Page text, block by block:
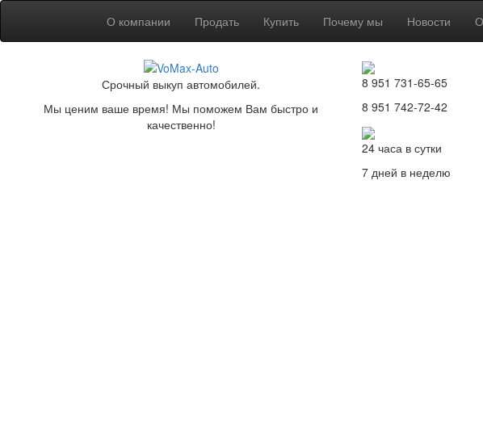
О компании Продать Купить Почему мы Новости
Срочный выкуп автомобилей.
Мы ценим ваше время! Мы поможем Вам быстро и
качественно!
8 951 731-65-65
8 951 742-72-42
24 часа в сутки
7 дней в неделю